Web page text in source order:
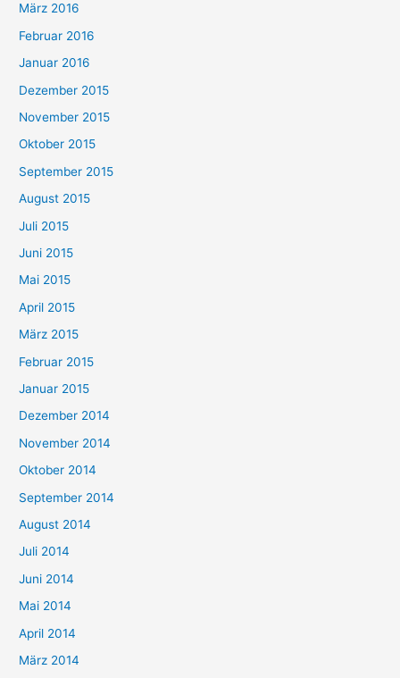
März 2016
Februar 2016
Januar 2016
Dezember 2015
November 2015
Oktober 2015
September 2015
August 2015
Juli 2015
Juni 2015
Mai 2015
April 2015
März 2015
Februar 2015
Januar 2015
Dezember 2014
November 2014
Oktober 2014
September 2014
August 2014
Juli 2014
Juni 2014
Mai 2014
April 2014
März 2014